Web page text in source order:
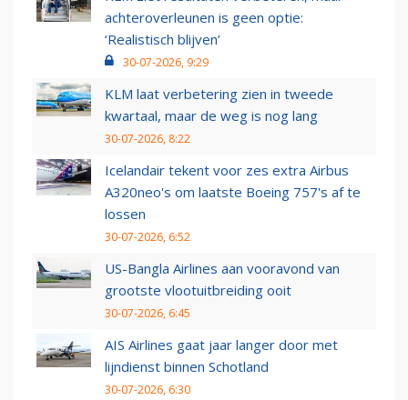
achteroverleunen is geen optie:
‘Realistisch blijven’
30-07-2026, 9:29
KLM laat verbetering zien in tweede
kwartaal, maar de weg is nog lang
30-07-2026, 8:22
Icelandair tekent voor zes extra Airbus
A320neo's om laatste Boeing 757's af te
lossen
30-07-2026, 6:52
US-Bangla Airlines aan vooravond van
grootste vlootuitbreiding ooit
30-07-2026, 6:45
AIS Airlines gaat jaar langer door met
lijndienst binnen Schotland
30-07-2026, 6:30